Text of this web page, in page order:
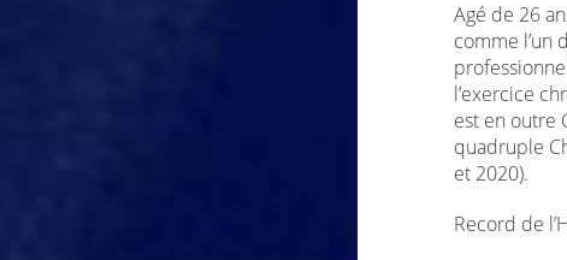
Agé de 26
comme l’un
l’exercice
est en outre
quadruple
et 2020).
Record de